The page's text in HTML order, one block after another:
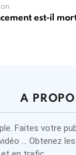
est-il
A
Faites votre
… Obtenez